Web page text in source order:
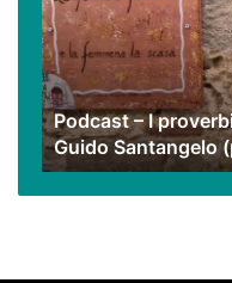
cilentani
raccontati
da
Guido
Santangelo
(parte
due)
Podcast – I
Guido Santangelo